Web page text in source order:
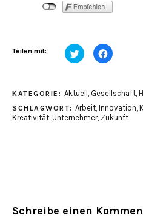
Teilen mit: Klick,
um
teilen
(Wird
in
neuem
Fenster
geöffnet)
Klick,
um
teilen
(Wird
neuem
Fenster
KATEGORIE: Aktuell Gesellschaft,
SCHLAGWORT: Arbeit Innovation
Kreativität Unternehmer, Zukunft
Schreibe einen